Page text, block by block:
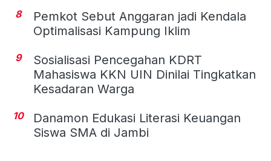
8
Pemkot Sebut Anggaran jadi Kendala
Optimalisasi Kampung Iklim
9
Sosialisasi Pencegahan KDRT
Mahasiswa KKN UIN Dinilai Tingkatkan
Kesadaran Warga
10
Danamon Edukasi Literasi Keuangan
Siswa SMA di Jambi